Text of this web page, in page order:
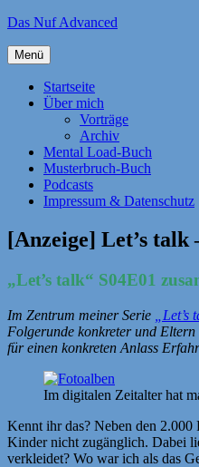
Zum
springen
Das Nuf Advanced
Menü
Startseite
Über mich
Vorträge
Archiv
Mental Load-Buch
Musterbruch-Buch
Podcasts
Impressum & Datenschutz
[Anzeige] Let’s talk
„Let’s talk“ S04E01 z
Im Zentrum meiner Serie „Let’s
Folgerunde konkreter und
für einen konkreten Anlass
Im digitalen Zeitalter hat
Kennt ihr das? Neben den
Kinder nicht zugänglich. Dabei
verkleidet? Wo war ich als das